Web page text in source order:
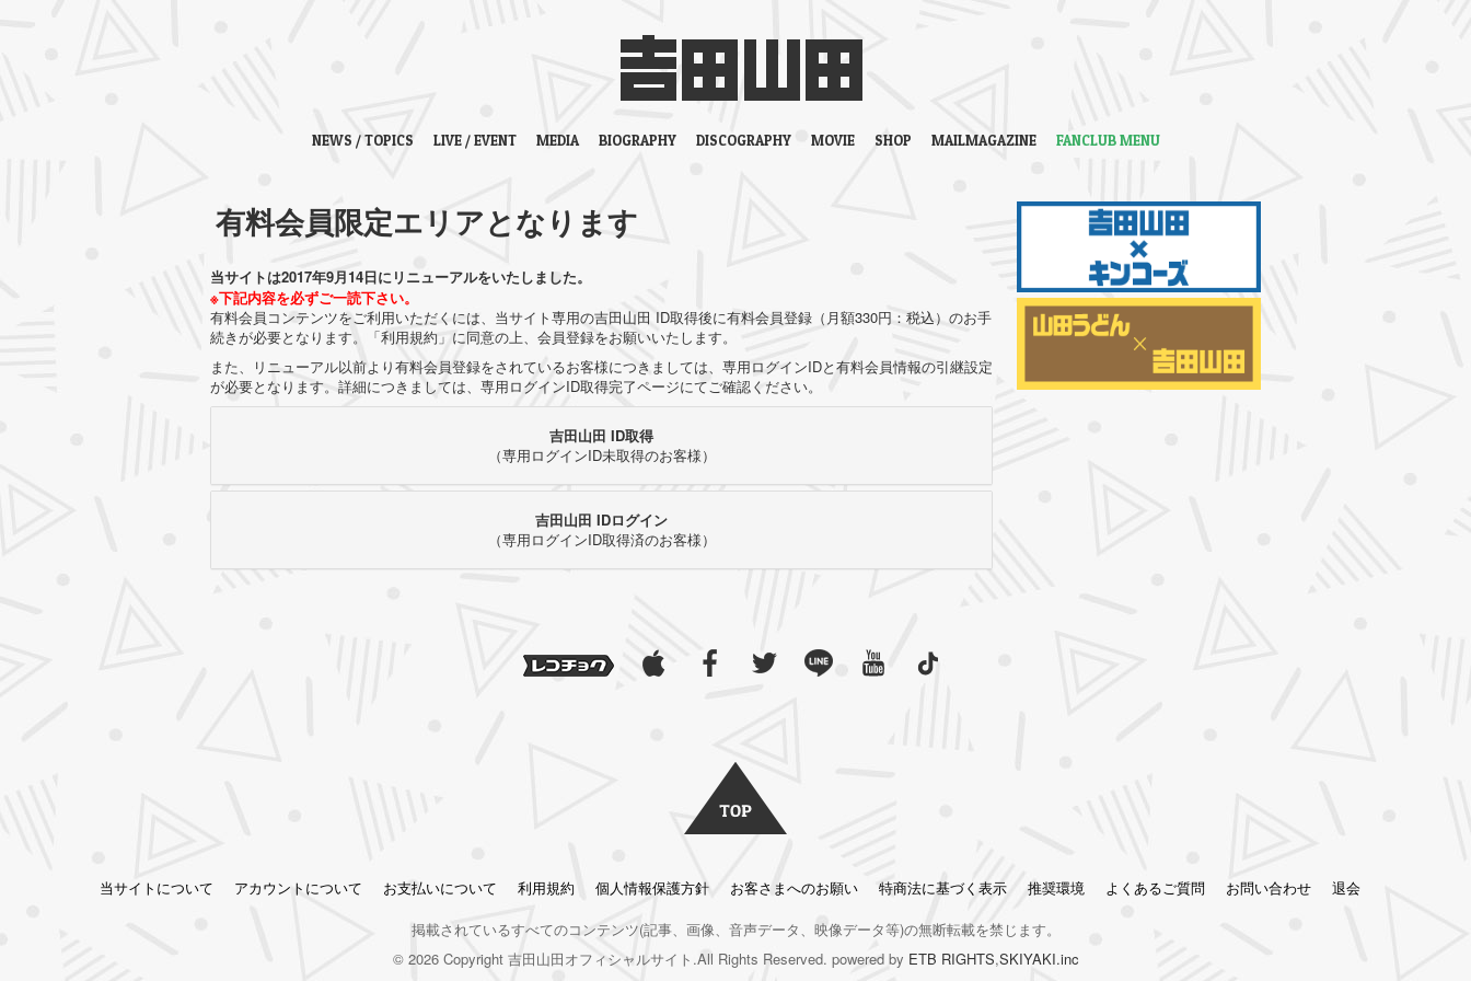
NEWS / TOPICS LIVE / EVENT MEDIA BIOGRAPHY DISCOGRAPHY MOVIE SHOP MAILMAGAZINE FANCLUB MENU
有料会員限定エリアとなります
当サイトは2017年9月14日にリニューアルをいたしました。
※下記内容を必ずご一読下さい。
有料会員コンテンツをご利用いただくには、当サイト専用の吉田山田 ID取得後に有料会員登録（月額330円：税込）のお手
続きが必要となります。「利用規約」に同意の上、会員登録をお願いいたします。
また、リニューアル以前より有料会員登録をされているお客様につきましては、専用ログインIDと有料会員情報の引継設定
が必要となります。詳細につきましては、専用ログインID取得完了ページにてご確認ください。
吉田山田 ID取得
（専用ログインID未取得のお客様）
吉田山田 IDログイン
（専用ログインID取得済のお客様）
当サイトについて アカウントについて お支払いについて 利用規約 個人情報保護方針 お客さまへのお願い 特商法に基づく表示 推奨環境 よくあるご質問 お問い合わせ
退会
掲載されているすべてのコンテンツ(記事、画像、音声データ、映像データ等)の無断転載を禁じます。
© 2026 Copyright 吉田山田オフィシャルサイト.All Rights Reserved. powered by ETB RIGHTS,SKIYAKI.inc